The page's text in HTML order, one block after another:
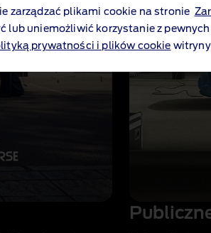
zarządzać plikami cookie na stronie
lub uniemożliwić korzystanie z
prywatności i plików cookie